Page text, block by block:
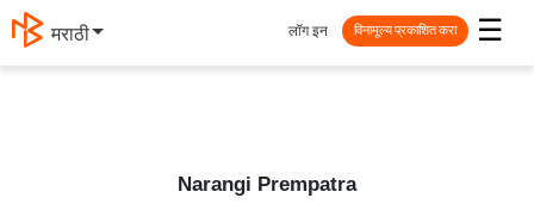
मराठी ☰
लॉग इन विनामूल्य प्रकाशित करा
Narangi Prempatra